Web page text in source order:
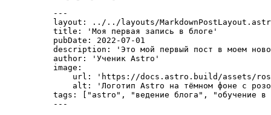
---
layout :
../../layouts/
title : ' Моя первая запись в блоге '
pubDate : 2022-07-01
description : ' Это мой первый пост в моем
author : ' Ученик Astro '
image :
url : ' https://docs.astro.build/assets/
alt : ' Логотип Astro на тёмном фоне с
tags : [ " astro " , " ведение блога " , "обучение в
---